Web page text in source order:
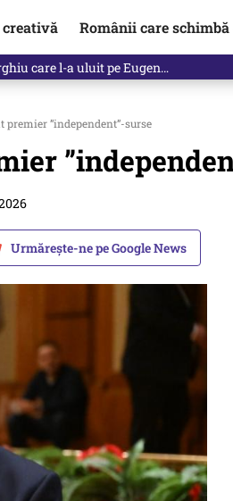
Românii care
pentru toți românii
premier ”independent”-surse
Urmărește-ne pe Google News